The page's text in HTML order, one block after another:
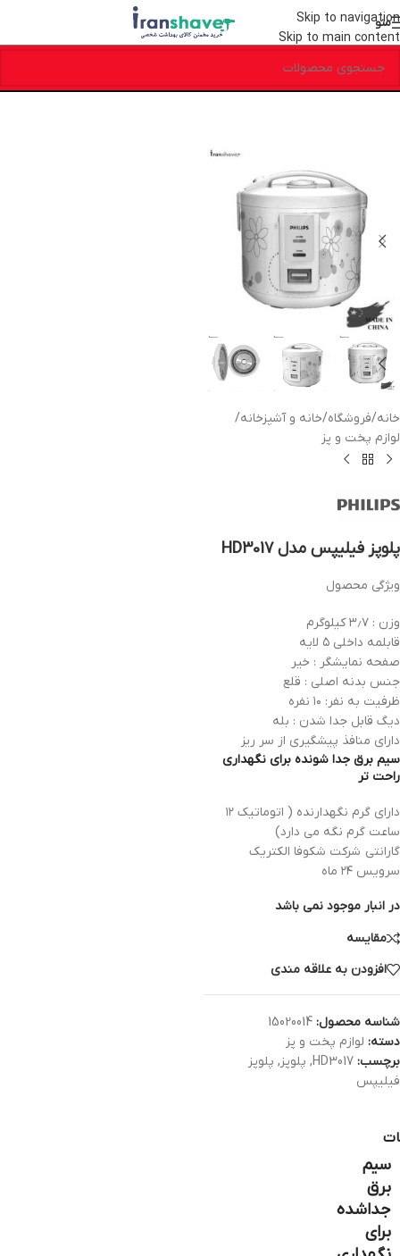
Skip to navigation
Skip to main content
منو
خانه/فروشگاه/خانه و آشپزخانه/
لوازم پخت و پز
پلوپز فیلیپس مدل HD3017
ویژگی محصول
وزن : ۳٫۷ کیلوگرم
قابلمه داخلی ۵ لایه
صفحه نمایشگر : خیر
جنس بدنه اصلی : قلع
ظرفیت به نفر: ۱۰ نفره
دیگ قابل جدا شدن : بله
دارای منافذ پیشگیری از سر ریز
سیم برق جدا شونده برای نگهداری
راحت تر
دارای گرم نگهدارنده ( اتوماتیک ۱۲
ساعت گرم نگه می دارد)
گارانتی شرکت شکوفا الکتریک
سرویس ۲۴ ماه
در انبار موجود نمی باشد
مقایسه
افزودن به علاقه مندی
شناسه محصول: 15020014
دسته: لوازم پخت و پز
برچسب: HD3017
, پلوپز, پلوپز
فیلیپس
سیم
برق
جداشده
برای